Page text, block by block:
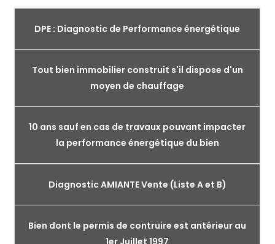
DPE : Diagnostic de Performance énergétique
Tout bien immobilier construit s'il dispose d'un
moyen de chauffage
10 ans sauf en cas de travaux pouvant impacter
la performance énergétique du bien
Diagnostic AMIANTE Vente (Liste A et B)
Bien dont le permis de contruire est antérieur au